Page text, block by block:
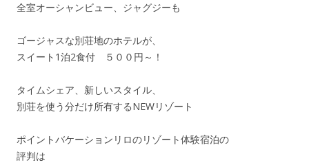
全室オーシャンビュー、ジャグジーも
ゴージャスな別荘地のホテルが、
スイート1泊2食付 ５００円～！
タイムシェア、新しいスタイル、
別荘を使う分だけ所有するNEWリゾート
ポイントバケーションリロのリゾート体験宿泊の
評判は